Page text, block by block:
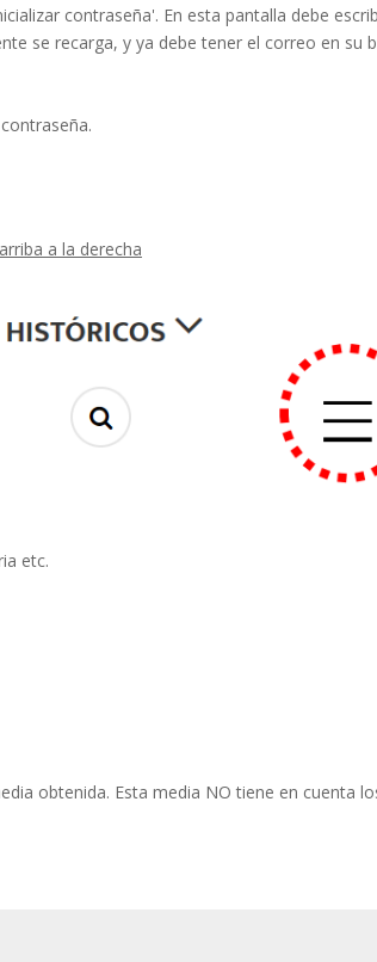
contraseña'. En esta pantalla debe
se recarga, y ya debe tener el correo en su
a la derecha
etc.
obtenida. Esta media NO tiene en cuenta